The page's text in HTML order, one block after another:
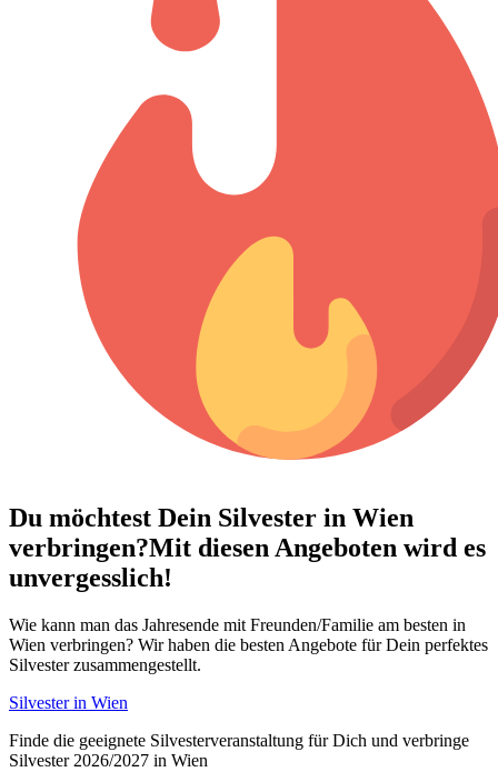
Du möchtest Dein Silvester in Wien
verbringen?Mit diesen Angeboten wird es
unvergesslich!
Wie kann man das Jahresende mit Freunden/Familie am besten in
Wien verbringen? Wir haben die besten Angebote für Dein perfektes
Silvester zusammengestellt.
Silvester in Wien
Finde die geeignete Silvesterveranstaltung für Dich und verbringe
Silvester 2026/2027 in Wien